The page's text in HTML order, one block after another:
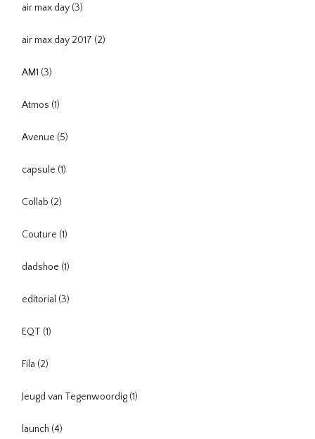
air max day (3)
air max day 2017 (2)
AM1 (3)
Atmos (1)
Avenue (5)
capsule (1)
Collab (2)
Couture (1)
dadshoe (1)
editorial (3)
EQT (1)
Fila (2)
Jeugd van Tegenwoordig (1)
launch (4)